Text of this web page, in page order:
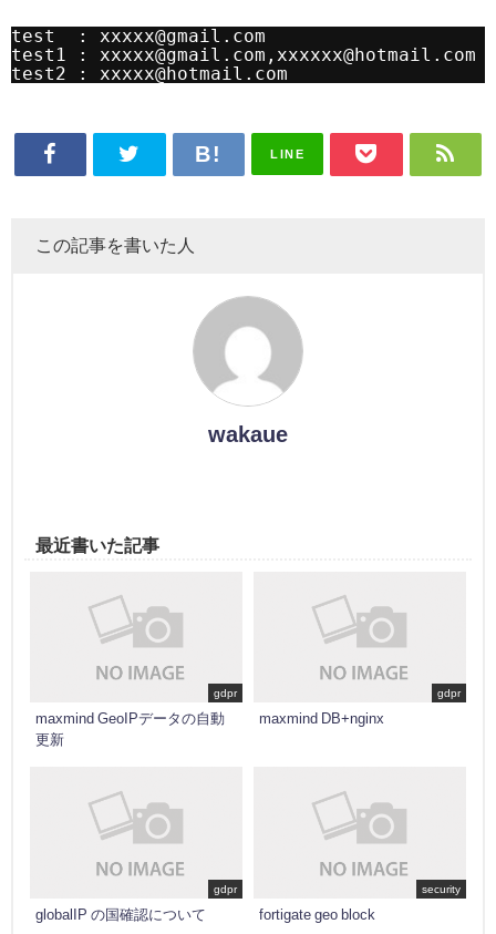
test  : xxxxx@gmail.com
test1 : xxxxx@gmail.com,xxxxxx@hotmail.com
test2 : xxxxx@hotmail.com
LINE
この記事を書いた人
wakaue
最近書いた記事
gdpr
maxmind GeoIPデータの自動
更新
gdpr
maxmind DB+nginx
gdpr
globalIP の国確認について
security
fortigate geo block